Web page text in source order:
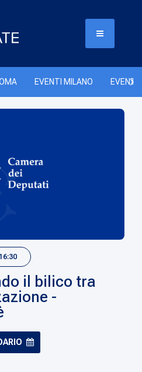
EVENTI MILANO EVENTI
il bilico tra
-